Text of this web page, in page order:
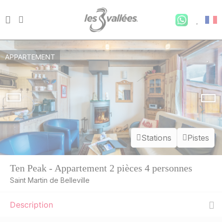
Stations Pistes
APPARTEMENT
Ten Peak - Appartement 2 pièces 4 personnes
Saint Martin de Belleville
Description